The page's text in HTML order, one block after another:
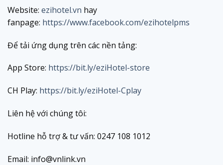
Website: ezihotel.vn hay
fanpage: https://www.facebook.com/ezihotelpms
Để tải ứng dụng trên các nền tảng:
App Store: https://bit.ly/eziHotel-store
CH Play: https://bit.ly/eziHotel-Cplay
Liên hệ với chúng tôi:
Hotline hỗ trợ & tư vấn: 0247 108 1012
Email: info@vnlink.vn